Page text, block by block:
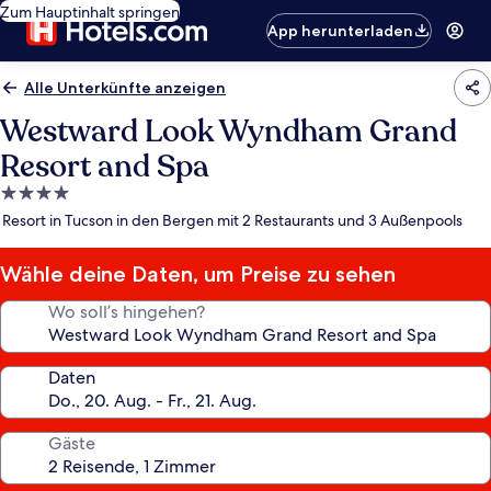
Zum Hauptinhalt springen
App herunterladen
Alle Unterkünfte anzeigen
Westward Look Wyndham Grand
Resort and Spa
4.0-
Sterne-
Resort in Tucson in den Bergen mit 2 Restaurants und 3 Außenpools
Wähle deine Daten, um Preise zu sehen
Wo soll’s hingehen?
Daten
Gäste